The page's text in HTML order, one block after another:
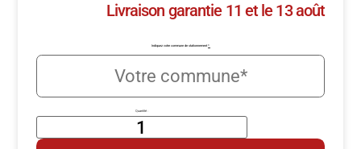
Livraison garantie 11 et le 13 août
Indiquez votre commune de stationnement *